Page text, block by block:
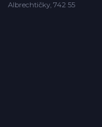
Albrechtičky, 742 55